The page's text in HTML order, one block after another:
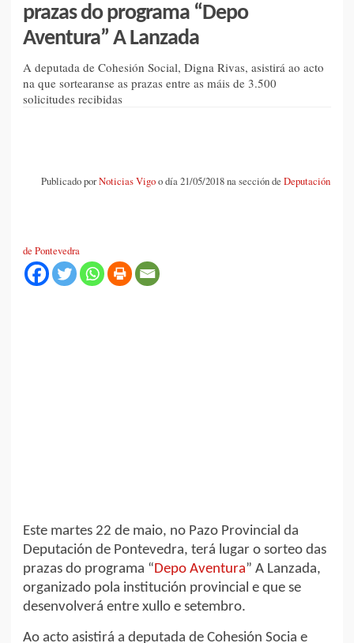
prazas do programa “Depo
Aventura” A Lanzada
A deputada de Cohesión Social, Digna Rivas, asistirá ao acto
na que sortearanse as prazas entre as máis de 3.500
solicitudes recibidas
Publicado porNoticias Vigoo día 21/05/2018 na sección de Deputación
de Pontevedra
Este martes 22 de maio, no Pazo Provincial da
Deputación de Pontevedra, terá lugar o sorteo das
prazas do programa “ Depo Aventura” A Lanzada,
organizado pola institución provincial e que se
desenvolverá entre xullo e setembro.
Ao acto asistirá a deputada de Cohesión Socia e